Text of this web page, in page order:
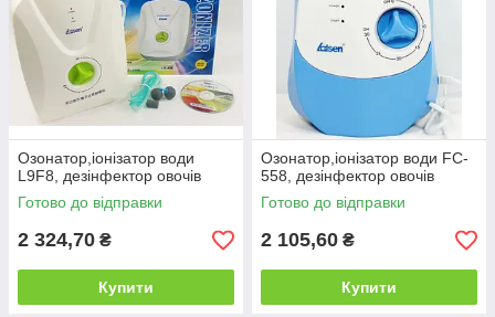
Озонатор,іонізатор води
L9F8, дезінфектор овочів
Готово до відправки
2 324,70 ₴
Купити
Озонатор,іонізатор води FC-
558, дезінфектор овочів
Готово до відправки
2 105,60 ₴
Купити